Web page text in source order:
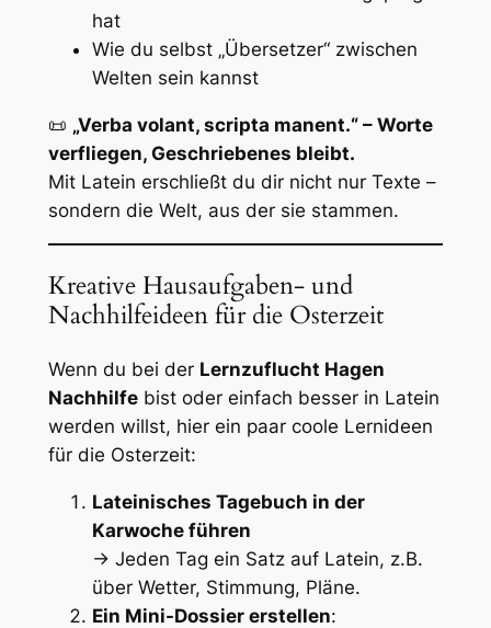
hat
Wie du selbst „Übersetzer“ zwischen
Welten sein kannst
📜 „Verba volant, scripta manent.“ – Worte
verfliegen, Geschriebenes bleibt.
Mit Latein erschließt du dir nicht nur Texte –
sondern die Welt, aus der sie stammen.
Kreative Hausaufgaben- und
Nachhilfeideen für die Osterzeit
Wenn du bei der Lernzuflucht Hagen
Nachhilfebist oder einfach besser in Latein
werden willst, hier ein paar coole Lernideen
für die Osterzeit:
Lateinisches Tagebuch in der
Karwoche führen
→ Jeden Tag ein Satz auf Latein, z.B.
über Wetter, Stimmung, Pläne.
Ein Mini-Dossier erstellen: